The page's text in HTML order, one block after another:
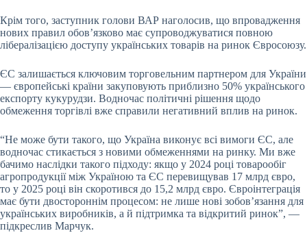
Крім того, заступник голови ВАР наголосив, що впровадження
нових правил обов’язково має супроводжуватися повною
лібералізацією доступу українських товарів на ринок Євросоюзу.
ЄС залишається ключовим торговельним партнером для України
— європейські країни закуповують приблизно 50% українського
експорту кукурудзи. Водночас політичні рішення щодо
обмеження торгівлі вже справили негативний вплив на ринок.
“Не може бути такого, що Україна виконує всі вимоги ЄС, але
водночас стикається з новими обмеженнями на ринку. Ми вже
бачимо наслідки такого підходу: якщо у 2024 році товарообіг
агропродукції між Україною та ЄС перевищував 17 млрд євро,
то у 2025 році він скоротився до 15,2 млрд євро. Євроінтеграція
має бути двостороннім процесом: не лише нові зобов’язання для
українських виробників, а й підтримка та відкритий ринок”, —
підкреслив Марчук.